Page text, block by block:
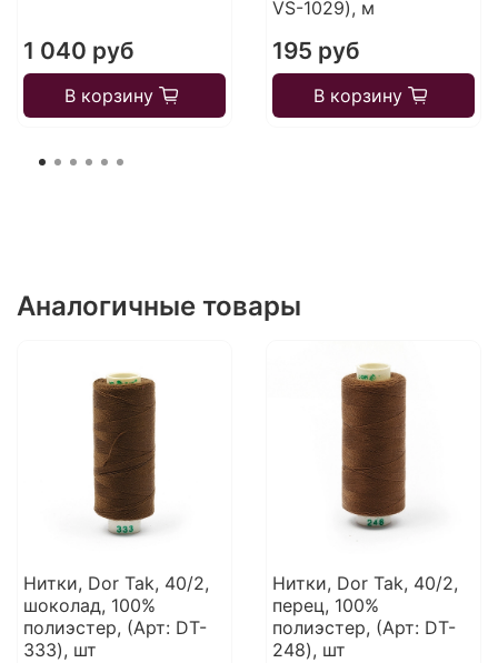
1 040 руб
В корзину
VS-1029), м
195 руб
В корзину
Аналогичные товары
Нитки, Dor Tak, 40/2,
шоколад, 100%
полиэстер, (Арт: DT-
333), шт
Нитки, Dor Tak, 40/2,
перец, 100%
полиэстер, (Арт: DT-
248), шт